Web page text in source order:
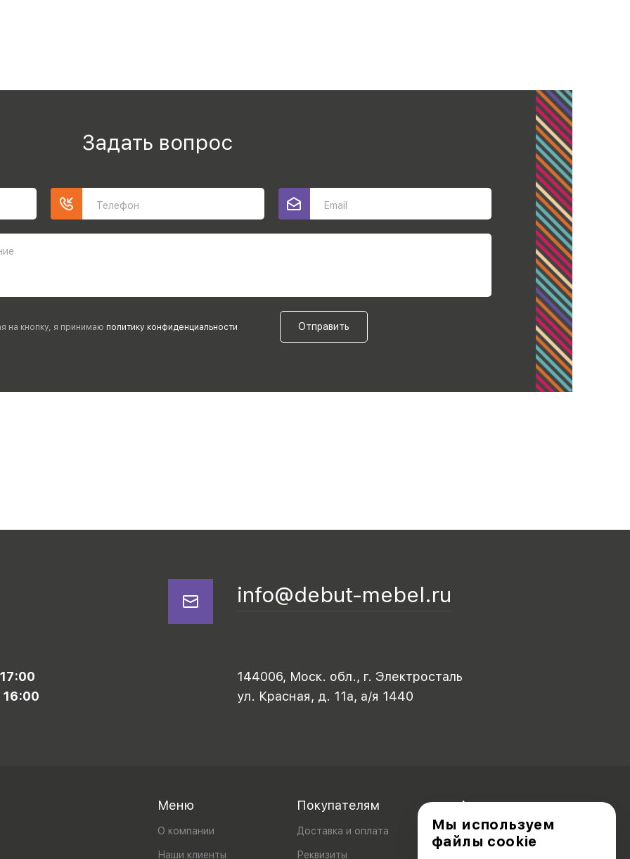
Задать вопрос
Телефон Email
на кнопку, я принимаю политику конфиденциальности Отправить
info@debut-mebel.ru
144006, Моск. обл., г. Электросталь
ул. Красная, д. 11а, а/я 1440
Меню
О компании
Наши клиенты
Покупателям
Доставка и оплата
Реквизиты
Акционерам
Мы используем
файлы cookie